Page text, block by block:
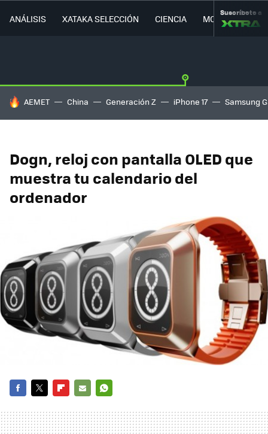
ANÁLISIS XATAKA SELECCIÓN CIENCIA MOVILIDAD
Suscríbete a
HOY SE HABLA DE
AEMET China Generación Z iPhone 17 Samsung
Dogn, reloj con pantalla OLED que
muestra tu calendario del
ordenador
MAIL